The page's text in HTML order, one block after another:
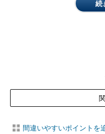
出するために設定します。
ます。
続
間違いやすいポイントを